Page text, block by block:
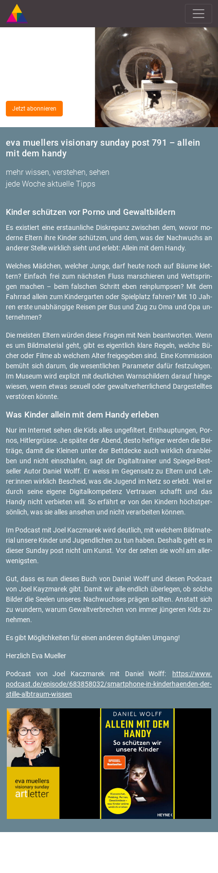
eva muellers visionary sunday post 791 – allein
mit dem handy
mehr wissen, verstehen, sehen
jede Woche aktuelle Tipps
Jetzt abonnieren
Kin­der schüt­zen vor Porno und Ge­walt­bil­dern
Es exis­tiert eine er­staun­li­che Dis­kre­panz zwi­schen dem, wovor mo­
der­ne El­tern ihre Kin­der schüt­zen, und dem, was der Nach­wuchs an
an­de­rer Stel­le wirk­lich sieht und er­lebt: Al­lein mit dem Handy.
Wel­ches Mäd­chen, wel­cher Junge, darf heute noch auf Bäume klet­
tern? Ein­fach frei zum nächs­ten Fluss mar­schie­ren und Wett­s­prin­
gen ma­chen – beim fal­schen Schritt eben rein­plump­sen? Mit dem
Fahr­rad al­lein zum Kin­der­gar­ten oder Spiel­platz fah­ren? Mit 10 Jah­
ren erste un­ab­hän­gi­ge Rei­sen per Bus und Zug zu Oma und Opa un­
ter­neh­men?
Die meis­ten El­tern wür­den diese Fra­gen mit Nein be­ant­wor­ten. Wenn
es um Bild­ma­te­ri­al geht, gibt es ei­gent­lich klare Re­geln, wel­che Bü­
cher oder Filme ab wel­chem Alter frei­ge­ge­ben sind. Eine Kom­mis­si­on
be­müht sich darum, die we­sent­li­chen Pa­ra­me­ter dafür fest­zu­le­gen.
Im Mu­se­um wird ex­pli­zit mit deut­li­chen Warn­schil­dern dar­auf hin­ge­
wie­sen, wenn etwas se­xu­ell oder ge­walt­ver­herr­li­chend Dar­ge­stell­tes
ver­stö­ren könn­te.
Was Kin­der al­lein mit dem Handy er­le­ben
Nur im In­ter­net sehen die Kids alles un­ge­fil­tert. Ent­haup­tun­gen, Por­
nos, Hit­ler­grüs­se. Je spä­ter der Abend, desto hef­ti­ger wer­den die Bei­
trä­ge, damit die Klei­nen unter der Bett­de­cke auch wirk­lich dran­blei­
ben und nicht ein­schla­fen, sagt der Di­gi­tal­trai­ner und Spie­gel-Best­
sel­ler Autor Da­ni­el Wolff. Er weiss im Ge­gen­satz zu El­tern und Leh­
rer:innen wirk­lich Be­scheid, was die Ju­gend im Netz so er­lebt. Weil er
durch seine ei­ge­ne Di­gi­tal­kom­pe­tenz Ver­trau­en schafft und das
Handy nicht ver­bie­ten will. So er­fährt er von den Kin­dern höchst­per­
sön­lich, was sie alles an­se­hen und nicht ver­ar­bei­ten kön­nen.
Im Pod­cast mit Joel Kacz­marek wird deut­lich, mit wel­chem Bild­ma­te­
ri­al un­se­re Kin­der und Ju­gend­li­chen zu tun haben. Des­halb geht es in
die­ser Sun­day post nicht um Kunst. Vor der sehen sie wohl am al­ler­
we­nigs­ten.
Gut, dass es nun die­ses Buch von Da­ni­el Wolff und die­sen Pod­cast
von Joel Kayzmarek gibt. Damit wir alle end­lich über­le­gen, ob sol­che
Bil­der die See­len un­se­res Nach­wuch­ses prä­gen soll­ten. An­statt sich
zu wun­dern, warum Ge­walt­ver­bre­chen von immer jün­ge­ren Kids zu­
neh­men.
Es gibt Mög­lich­kei­ten für einen an­de­ren di­gi­ta­len Um­gang!
Herz­lich Eva Mu­el­ler
Pod­cast von Joel Kacz­marek mit Da­ni­el Wolff:
https://​www.​
podcast.​de/​episode/​683858032/​smartphone-​in-​kin​derh​aend​en-​der-​
stille-​albtraum-​wissen